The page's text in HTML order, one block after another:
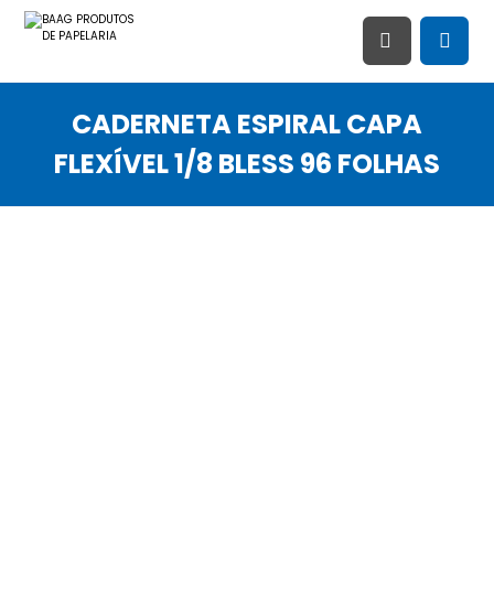
CADERNETA ESPIRAL CAPA
FLEXÍVEL 1/8 BLESS 96 FOLHAS